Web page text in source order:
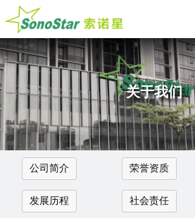
Home
关
我
们
新
闻
中
产
品
应
关于我们
公司简介 荣誉资质
发展历程 社会责任